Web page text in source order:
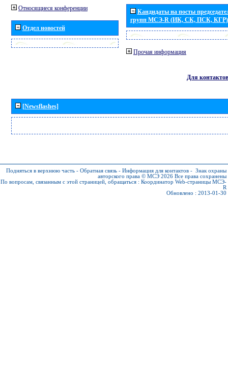
Относящиеся конференции
Отдел новостей
Кандидаты на посты
групп МСЭ-R (ИК, СК, ПСК, КГР)
Прочая информация
Для контактов
[Newsflashes]
Подняться в верхнюю часть - Обратная связь - Информация для контактов - Знак охраны
авторского права © МСЭ 2026 Все права сохранены
По вопросам, связанным с этой страницей, обращаться : Координатор Web-страницы МСЭ-
R
Обновлено : 2013-01-30